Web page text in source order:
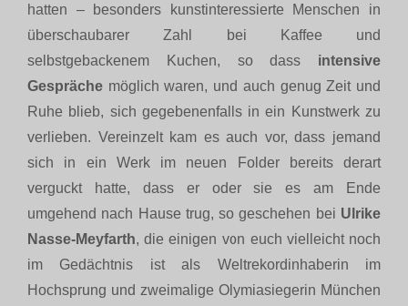
hatten – besonders kunstinteressierte Menschen in
überschaubarer Zahl bei Kaffee und
selbstgebackenem Kuchen, so dass intensive
Gespräche möglich waren, und auch genug Zeit und
Ruhe blieb, sich gegebenenfalls in ein Kunstwerk zu
verlieben. Vereinzelt kam es auch vor, dass jemand
sich in ein Werk im neuen Folder bereits derart
verguckt hatte, dass er oder sie es am Ende
umgehend nach Hause trug, so geschehen bei Ulrike
Nasse-Meyfarth, die einigen von euch vielleicht noch
im Gedächtnis ist als Weltrekordinhaberin im
Hochsprung und zweimalige Olymiasiegerin München